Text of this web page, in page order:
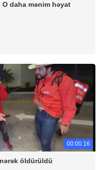
O daha mənim həyat
00:00:16
öldürüldü